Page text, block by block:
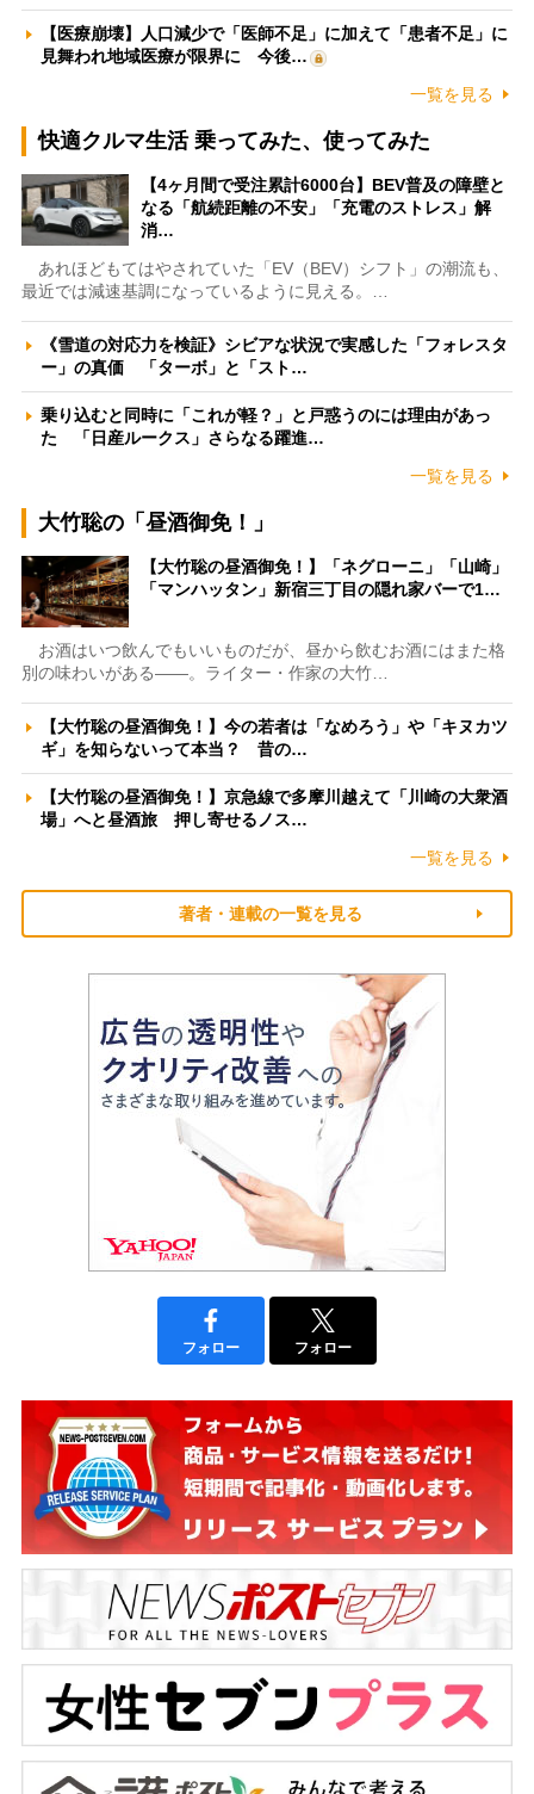
【医療崩壊】人口減少で「医師不足」に加えて「患者不足」に
見舞われ地域医療が限界に 今後…
一覧を見る
快適クルマ生活 乗ってみた、使ってみた
【4ヶ月間で受注累計6000台】BEV普及の障壁と
なる「航続距離の不安」「充電のストレス」解
消…
あれほどもてはやされていた「EV（BEV）シフト」の潮流も、
最近では減速基調になっているように見える。…
《雪道の対応力を検証》シビアな状況で実感した「フォレスタ
ー」の真価 「ターボ」と「スト…
乗り込むと同時に「これが軽？」と戸惑うのには理由があっ
た 「日産ルークス」さらなる躍進…
一覧を見る
大竹聡の「昼酒御免！」
【大竹聡の昼酒御免！】「ネグローニ」「山崎」
「マンハッタン」新宿三丁目の隠れ家バーで1…
お酒はいつ飲んでもいいものだが、昼から飲むお酒にはまた格
別の味わいがある――。ライター・作家の大竹…
【大竹聡の昼酒御免！】今の若者は「なめろう」や「キヌカツ
ギ」を知らないって本当？ 昔の…
【大竹聡の昼酒御免！】京急線で多摩川越えて「川崎の大衆酒
場」へと昼酒旅 押し寄せるノス…
一覧を見る
著者・連載の一覧を見る
フォロー フォロー